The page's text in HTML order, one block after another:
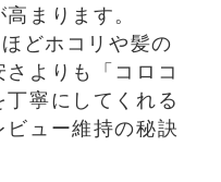
まります。
どホコリや髪の
よりも「コロコ
丁寧にしてくれる
ュー維持の秘訣